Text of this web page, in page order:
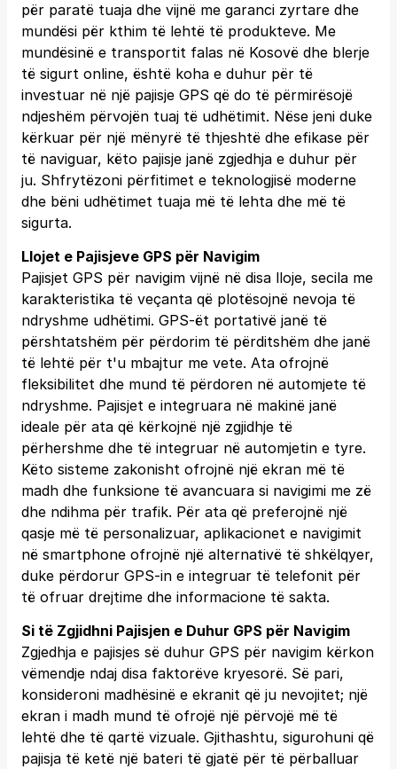
për paratë tuaja dhe vijnë me garanci zyrtare dhe
mundësi për kthim të lehtë të produkteve. Me
mundësinë e transportit falas në Kosovë dhe blerje
të sigurt online, është koha e duhur për të
investuar në një pajisje GPS që do të përmirësojë
ndjeshëm përvojën tuaj të udhëtimit. Nëse jeni duke
kërkuar për një mënyrë të thjeshtë dhe efikase për
të naviguar, këto pajisje janë zgjedhja e duhur për
ju. Shfrytëzoni përfitimet e teknologjisë moderne
dhe bëni udhëtimet tuaja më të lehta dhe më të
sigurta.
Llojet e Pajisjeve GPS për Navigim
Pajisjet GPS për navigim vijnë në disa lloje, secila me
karakteristika të veçanta që plotësojnë nevoja të
ndryshme udhëtimi. GPS-ët portativë janë të
përshtatshëm për përdorim të përditshëm dhe janë
të lehtë për t'u mbajtur me vete. Ata ofrojnë
fleksibilitet dhe mund të përdoren në automjete të
ndryshme. Pajisjet e integruara në makinë janë
ideale për ata që kërkojnë një zgjidhje të
përhershme dhe të integruar në automjetin e tyre.
Këto sisteme zakonisht ofrojnë një ekran më të
madh dhe funksione të avancuara si navigimi me zë
dhe ndihma për trafik. Për ata që preferojnë një
qasje më të personalizuar, aplikacionet e navigimit
në smartphone ofrojnë një alternativë të shkëlqyer,
duke përdorur GPS-in e integruar të telefonit për
të ofruar drejtime dhe informacione të sakta.
Si të Zgjidhni Pajisjen e Duhur GPS për Navigim
Zgjedhja e pajisjes së duhur GPS për navigim kërkon
vëmendje ndaj disa faktorëve kryesorë. Së pari,
konsideroni madhësinë e ekranit që ju nevojitet; një
ekran i madh mund të ofrojë një përvojë më të
lehtë dhe të qartë vizuale. Gjithashtu, sigurohuni që
pajisja të ketë një bateri të gjatë për të përballuar